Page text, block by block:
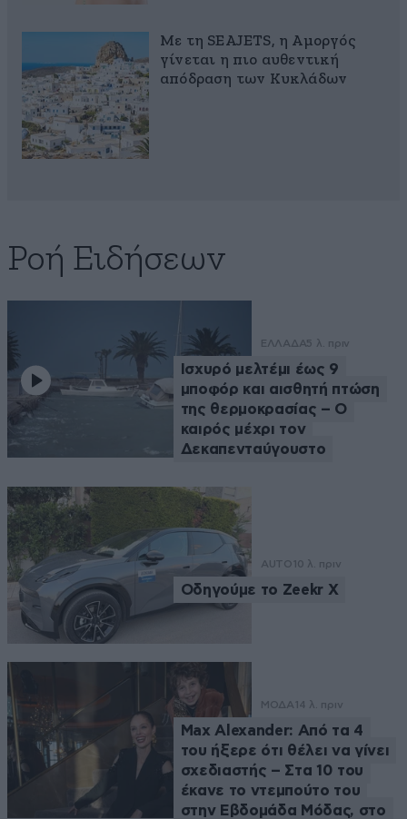
Με τη SEAJETS, η Αμοργός
γίνεται η πιο αυθεντική
απόδραση των Κυκλάδων
Ροή Ειδήσεων
ΕΛΛΑΔΑ5 λ. πριν
Ισχυρό μελτέμι έως 9
μποφόρ και αισθητή πτώση
της θερμοκρασίας – O
καιρός μέχρι τον
Δεκαπενταύγουστο
AUTO 10 λ. πριν
Οδηγούμε το Zeekr X
ΜΟΔΑ 14 λ. πριν
Max Alexander: Από τα 4
του ήξερε ότι θέλει να γίνει
σχεδιαστής – Στα 10 του
έκανε το ντεμπούτο του
στην Εβδομάδα Μόδας, στο